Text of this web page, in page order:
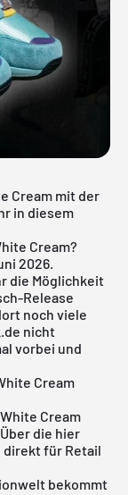
Cream mit der
in diesem
Cream?
2026.
die Möglichkeit
Release
noch viele
nicht
vorbei und
Cream
Cream
die hier
direkt für Retail
bekommt